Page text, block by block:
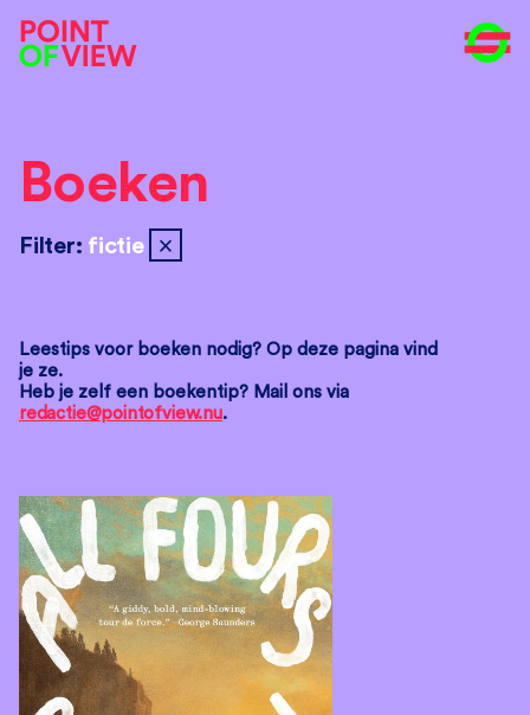
Boeken
Filter: fictie close
Leestips voor boeken nodig? Op deze pagina vind
je ze.
Heb je zelf een boekentip? Mail ons via
redactie@pointofview.nu.